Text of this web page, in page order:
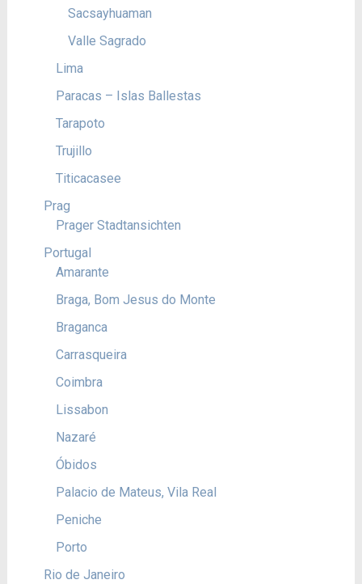
Sacsayhuaman
Valle Sagrado
Lima
Paracas – Islas Ballestas
Tarapoto
Trujillo
Titicacasee
Prag
Prager Stadtansichten
Portugal
Amarante
Braga, Bom Jesus do Monte
Braganca
Carrasqueira
Coimbra
Lissabon
Nazaré
Óbidos
Palacio de Mateus, Vila Real
Peniche
Porto
Rio de Janeiro